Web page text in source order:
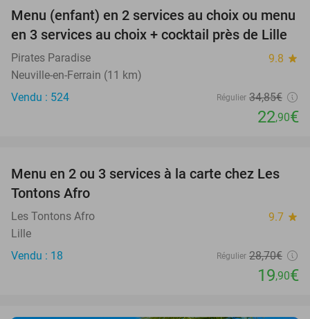
34%
Menu (enfant) en 2 services au choix ou menu
en 3 services au choix + cocktail près de Lille
Pirates Paradise 9.8 star
Neuville-en-Ferrain (11 km)
Vendu : 524
Régulier 34,85€
22,90€
31%
Menu en 2 ou 3 services à la carte chez Les
Tontons Afro
Les Tontons Afro 9.7 star
Lille
Vendu : 18
Régulier 28,70€
19,90€